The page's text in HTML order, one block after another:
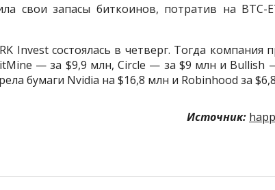
свои запасы биткоинов, потратив на BTC-
Invest состоялась в четверг. Тогда компания
— за $9,9 млн, Circle — за $9 млн и Bullish
бумаги Nvidia на $16,8 млн и Robinhood за
Источник: